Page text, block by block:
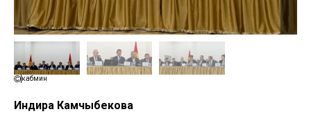
кабмин
Индира Камчыбекова